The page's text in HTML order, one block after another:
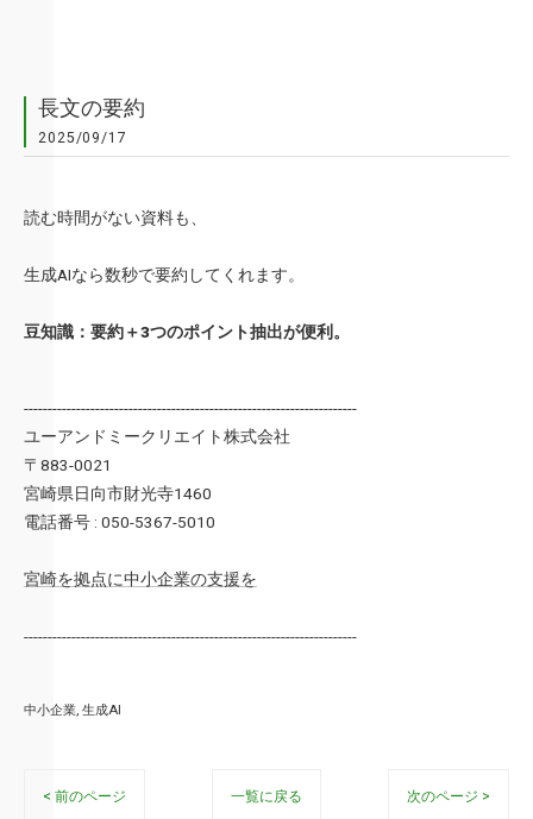
長文の要約
2025/09/17
読む時間がない資料も、
生成AIなら数秒で要約してくれます。
豆知識：要約＋3つのポイント抽出が便利。
----------------------------------------------------------------------
ユーアンドミークリエイト株式会社
〒883-0021
宮崎県日向市財光寺1460
電話番号 : 050-5367-5010
宮崎を拠点に中小企業の支援を
----------------------------------------------------------------------
中小企業 生成AI
< 前のページ 一覧に戻る 次のページ >